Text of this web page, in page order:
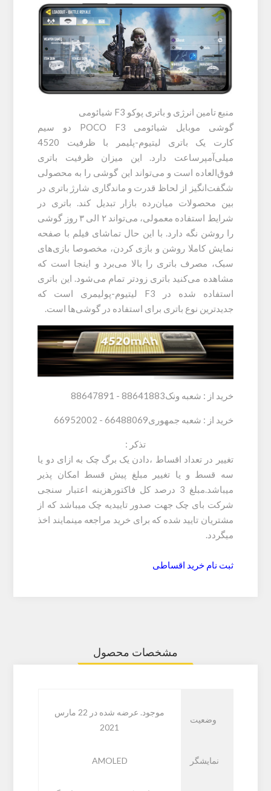
منبع تامین انرژی و باتری پوکو F3 شیائومی
گوشی موبایل شیائومی POCO F3 دو سیم‌
کارت یک باتری لیتیوم-پلیمر با ظرفیت 4520
میلی‌آمپرساعت دارد. این میزان ظرفیت باتری
فوق‌العاده است و می‌تواند این گوشی را به محصولی
شگفت‌انگیز از لحاظ قدرت و ماندگاری شارژ باتری در
بین محصولات میان‌رده بازار تبدیل کند. باتری در
شرایط استفاده معمولی، می‌تواند ۲ الی ۳ روز گوشی
را روشن نگه دارد. با این حال تماشای فیلم با صفحه
نمایش کاملا روشن و بازی کردن، مخصوصا بازی‌های
سبک، مصرف باتری را بالا می‌برد و اینجا است که
مشاهده می‌کنید باتری زودتر تمام می‌شود. این باتری
استفاده شده در F3 لیتیوم-پولیمری است که
جدیدترین نوع باتری برای استفاده در گوشی‌ها است.
خرید از : شعبه ونک88641883 - 88647891
خرید از : شعبه جمهوری66488069 - 66952002
تذکر :
تغییر در تعداد اقساط ،دادن یک برگ چک به ازای دو یا
سه قسط و یا تغییر مبلغ پیش قسط امکان پذیر
میباشد.مبلغ 3 درصد کل فاکتورهزینه اعتبار سنجی
شرکت بای چک جهت صدور تاییدیه چک میباشد که از
مشتریان تایید شده که برای خرید مراجعه مینمایند اخذ
میگردد.
ثبت نام خرید اقساطی
مشخصات محصول
وضعیت
موجود. عرضه شده در 22 مارس
2021
نمایشگر AMOLED